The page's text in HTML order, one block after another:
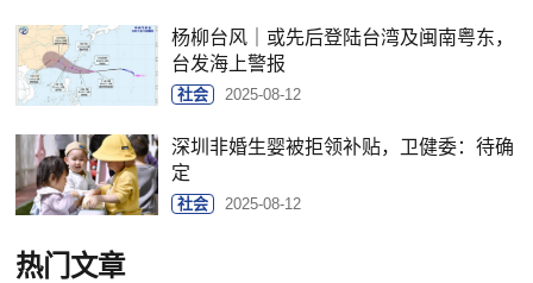
杨柳台风｜或先后登陆台湾及闽南粤东，
台发海上警报
社会 2025-08-12
深圳非婚生婴被拒领补贴，卫健委：待确
定
社会 2025-08-12
热门文章